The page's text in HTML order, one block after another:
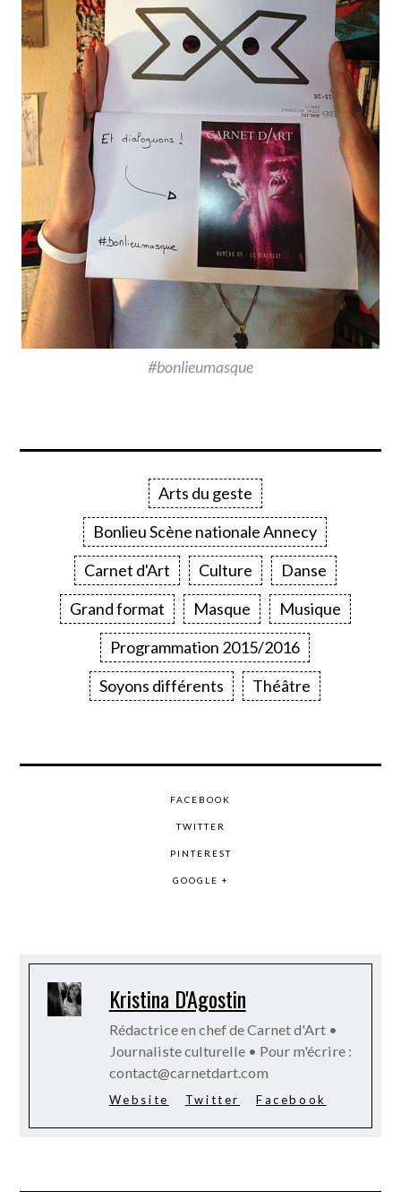
#bonlieumasque
Arts du geste
Bonlieu Scène nationale Annecy
Carnet d'Art
Culture
Danse
Grand format
Masque
Musique
Programmation 2015/2016
Soyons différents
Théâtre
FACEBOOK
TWITTER
PINTEREST
GOOGLE +
Kristina D'Agostin
Rédactrice en chef de Carnet d'Art •
Journaliste culturelle • Pour m'écrire :
contact@carnetdart.com
Website Twitter Facebook